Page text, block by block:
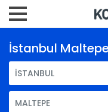
İstanbul
İSTANBUL
MALTEPE